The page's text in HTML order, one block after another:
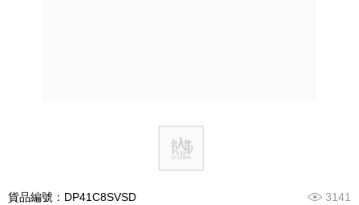
貨品編號：DP41C8SVSD 3141